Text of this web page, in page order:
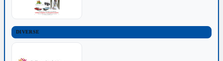
DIVERSE